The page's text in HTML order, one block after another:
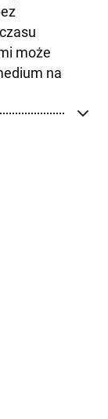
może
na